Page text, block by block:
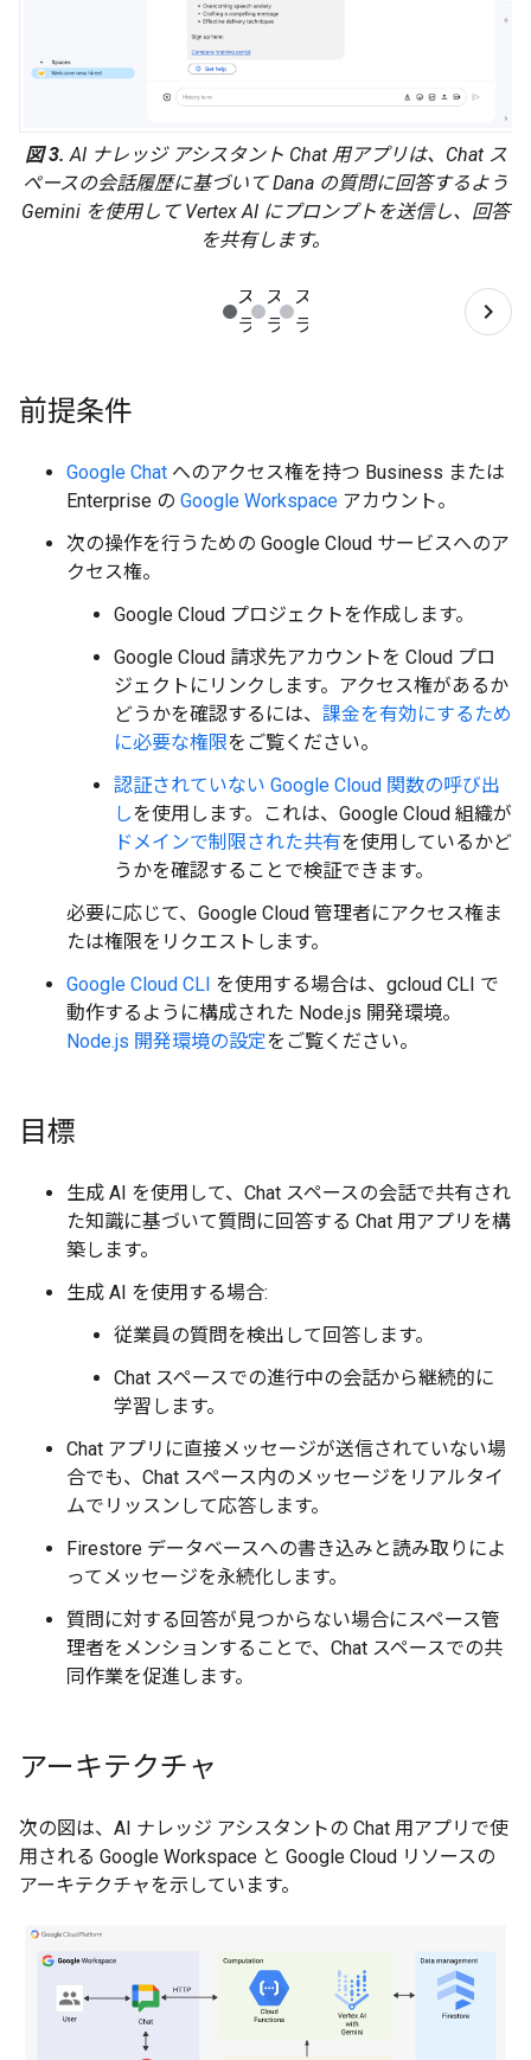
図 3. AI ナレッジ アシスタント Chat 用アプリは、Chat ス
ペースの会話履歴に基づいて Dana の質問に回答するよう
Gemini を使用して Vertex AI にプロンプトを送信し、回答
を共有します。
前提条件
Google Chat へのアクセス権を持つ Business または
Enterprise の Google Workspace アカウント。
次の操作を行うための Google Cloud サービスへのア
クセス権。
Google Cloud プロジェクトを作成します。
Google Cloud 請求先アカウントを Cloud プロ
ジェクトにリンクします。アクセス権があるか
どうかを確認するには、 課金を有効にするため
に必要な権限をご覧ください。
認証されていない Google Cloud 関数の呼び出
しを使用します。これは、Google Cloud 組織が
ドメインで制限された共有を使用しているかど
うかを確認することで検証できます。
必要に応じて、Google Cloud 管理者にアクセス権ま
たは権限をリクエストします。
Google Cloud CLI を使用する場合は、gcloud CLI で
動作するように構成された Node.js 開発環境。
Node.js 開発環境の設定をご覧ください。
目標
生成 AI を使用して、Chat スペースの会話で共有され
た知識に基づいて質問に回答する Chat 用アプリを構
築します。
生成 AI を使用する場合:
従業員の質問を検出して回答します。
Chat スペースでの進行中の会話から継続的に
学習します。
Chat アプリに直接メッセージが送信されていない場
合でも、Chat スペース内のメッセージをリアルタイ
ムでリッスンして応答します。
Firestore データベースへの書き込みと読み取りによ
ってメッセージを永続化します。
質問に対する回答が見つからない場合にスペース管
理者をメンションすることで、Chat スペースでの共
同作業を促進します。
アーキテクチャ
次の図は、AI ナレッジ アシスタントの Chat 用アプリで使
用される Google Workspace と Google Cloud リソースの
アーキテクチャを示しています。